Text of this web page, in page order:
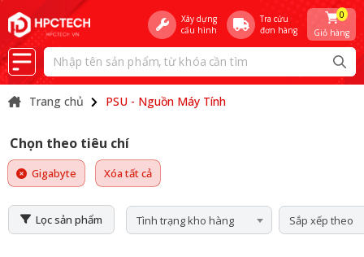
Xây dựng
cấu hình
Tra cứu
đơn hàng
Giỏ hàng
0
Trang chủ PSU - Nguồn Máy Tính
Chọn theo tiêu chí
Gigabyte Xóa tất cả
Lọc sản phẩm Tình trạng kho hàng Sắp xếp theo